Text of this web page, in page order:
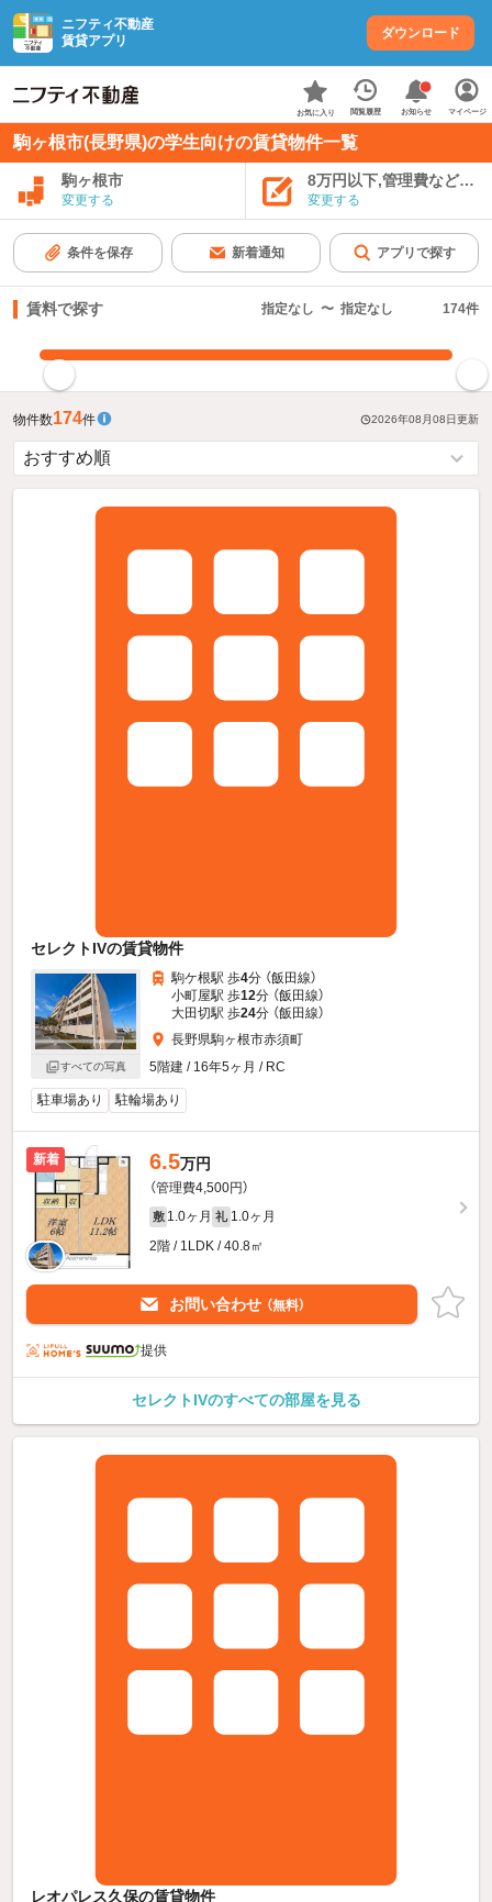
ニフティ不動産
賃貸アプリ
ダウンロード
お気に入り 閲覧履歴 お知らせ マイページ
駒ヶ根市(長野県)の学生向けの賃貸物件一覧
駒ヶ根市
変更する
8万円以下,管理費など込み
変更する
条件を保存 新着通知 アプリで探す
賃料で探す 指定なし 〜 指定なし 174件
物件数174件 2026年08月08日更新
セレクトIVの賃貸物件
すべての写真
駒ケ根駅 歩4分 （飯田線）
小町屋駅 歩12分 （飯田線）
大田切駅 歩24分 （飯田線）
長野県駒ヶ根市赤須町
5階建 / 16年5ヶ月 / RC
駐車場あり 駐輪場あり
新着 6.5万円
（管理費4,500円）
敷 1.0ヶ月 礼 1.0ヶ月
2階 / 1LDK / 40.8㎡
お問い合わせ （無料）
提供
セレクトIVのすべての部屋を見る
レオパレス久保の賃貸物件